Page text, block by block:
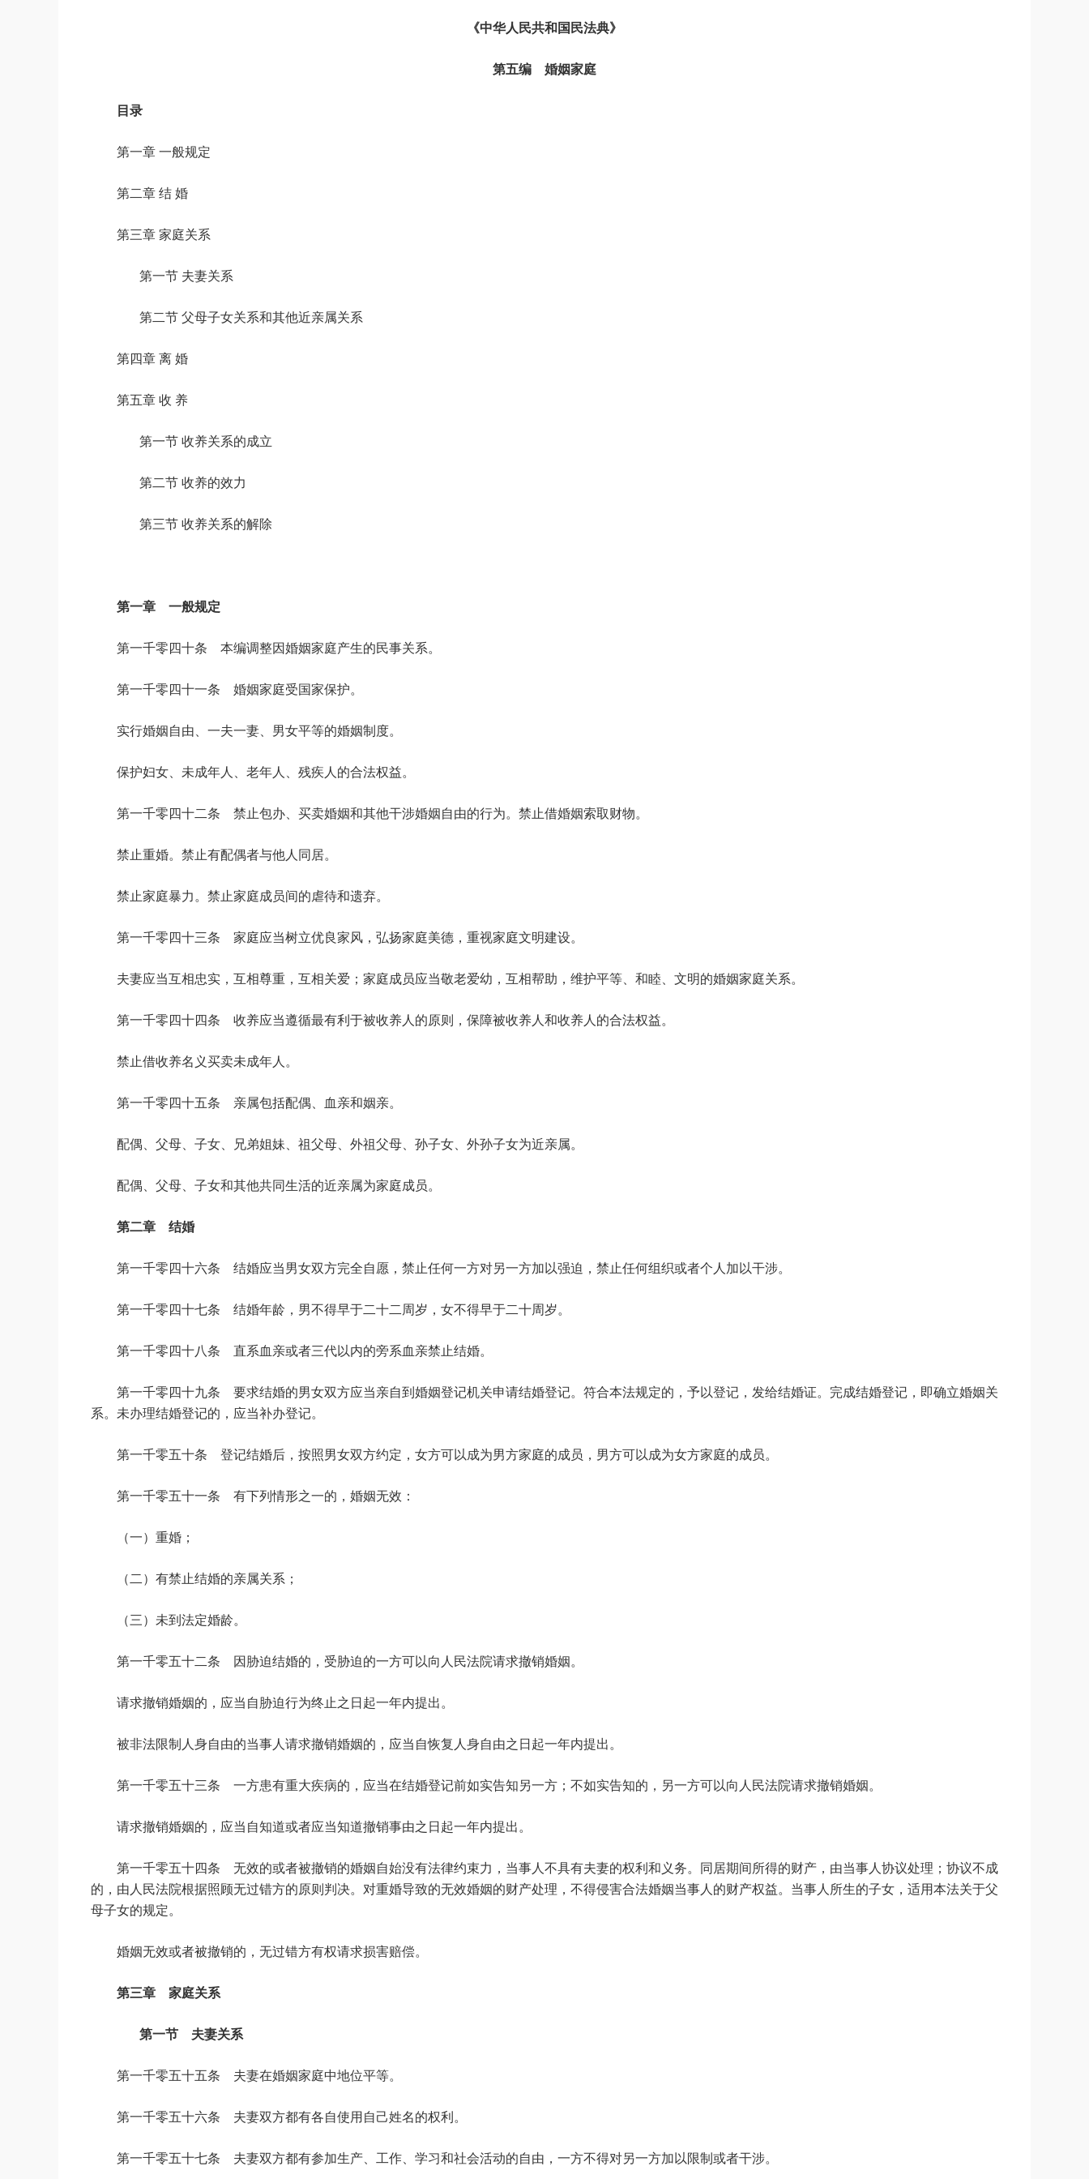
《中华人民共和国民法典》
第五编 婚姻家庭
目录
第一章 一般规定
第二章 结 婚
第三章 家庭关系
第一节 夫妻关系
第二节 父母子女关系和其他近亲属关系
第四章 离 婚
第五章 收 养
第一节 收养关系的成立
第二节 收养的效力
第三节 收养关系的解除
第一章 一般规定
第一千零四十条 本编调整因婚姻家庭产生的民事关系。
第一千零四十一条 婚姻家庭受国家保护。
实行婚姻自由、一夫一妻、男女平等的婚姻制度。
保护妇女、未成年人、老年人、残疾人的合法权益。
第一千零四十二条 禁止包办、买卖婚姻和其他干涉婚姻自由的行为。禁止借婚姻索取财物。
禁止重婚。禁止有配偶者与他人同居。
禁止家庭暴力。禁止家庭成员间的虐待和遗弃。
第一千零四十三条 家庭应当树立优良家风，弘扬家庭美德，重视家庭文明建设。
夫妻应当互相忠实，互相尊重，互相关爱；家庭成员应当敬老爱幼，互相帮助，维护平等、和睦、文明的婚姻家庭关系。
第一千零四十四条 收养应当遵循最有利于被收养人的原则，保障被收养人和收养人的合法权益。
禁止借收养名义买卖未成年人。
第一千零四十五条 亲属包括配偶、血亲和姻亲。
配偶、父母、子女、兄弟姐妹、祖父母、外祖父母、孙子女、外孙子女为近亲属。
配偶、父母、子女和其他共同生活的近亲属为家庭成员。
第二章 结婚
第一千零四十六条 结婚应当男女双方完全自愿，禁止任何一方对另一方加以强迫，禁止任何组织或者个人加以干涉。
第一千零四十七条 结婚年龄，男不得早于二十二周岁，女不得早于二十周岁。
第一千零四十八条 直系血亲或者三代以内的旁系血亲禁止结婚。
第一千零四十九条 要求结婚的男女双方应当亲自到婚姻登记机关申请结婚登记。符合本法规定的，予以登记，发给结婚证。完成结婚登记，即确立婚姻关
系。未办理结婚登记的，应当补办登记。
第一千零五十条 登记结婚后，按照男女双方约定，女方可以成为男方家庭的成员，男方可以成为女方家庭的成员。
第一千零五十一条 有下列情形之一的，婚姻无效：
（一）重婚；
（二）有禁止结婚的亲属关系；
（三）未到法定婚龄。
第一千零五十二条 因胁迫结婚的，受胁迫的一方可以向人民法院请求撤销婚姻。
请求撤销婚姻的，应当自胁迫行为终止之日起一年内提出。
被非法限制人身自由的当事人请求撤销婚姻的，应当自恢复人身自由之日起一年内提出。
第一千零五十三条 一方患有重大疾病的，应当在结婚登记前如实告知另一方；不如实告知的，另一方可以向人民法院请求撤销婚姻。
请求撤销婚姻的，应当自知道或者应当知道撤销事由之日起一年内提出。
第一千零五十四条 无效的或者被撤销的婚姻自始没有法律约束力，当事人不具有夫妻的权利和义务。同居期间所得的财产，由当事人协议处理；协议不成
的，由人民法院根据照顾无过错方的原则判决。对重婚导致的无效婚姻的财产处理，不得侵害合法婚姻当事人的财产权益。当事人所生的子女，适用本法关于父
母子女的规定。
婚姻无效或者被撤销的，无过错方有权请求损害赔偿。
第三章 家庭关系
第一节 夫妻关系
第一千零五十五条 夫妻在婚姻家庭中地位平等。
第一千零五十六条 夫妻双方都有各自使用自己姓名的权利。
第一千零五十七条 夫妻双方都有参加生产、工作、学习和社会活动的自由，一方不得对另一方加以限制或者干涉。